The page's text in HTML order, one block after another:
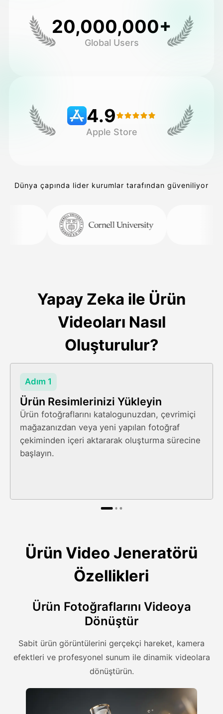
Galeri
Fiyatlandırma
20,000,000+
Global Users
4.9
Apple Store
Dünya çapında lider kurumlar tarafından güveniliyor
Yapay Zeka ile Ürün
Videoları Nasıl
Oluşturulur?
Adım 1
Ürün Resimlerinizi Yükleyin
Ürün fotoğraflarını katalogunuzdan, çevrimiçi
mağazanızdan veya yeni yapılan fotoğraf
çekiminden içeri aktararak oluşturma sürecine
başlayın.
Ürün Video Jeneratörü
Özellikleri
Ürün Fotoğraflarını Videoya
Dönüştür
Sabit ürün görüntülerini gerçekçi hareket, kamera
efektleri ve profesyonel sunum ile dinamik videolara
dönüştürün.